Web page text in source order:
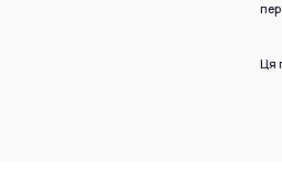
Ця